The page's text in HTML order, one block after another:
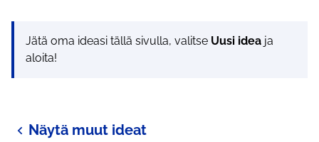
Jätä oma ideasi tällä sivulla, valitse Uusi idea ja
aloita!
Näytä muut ideat